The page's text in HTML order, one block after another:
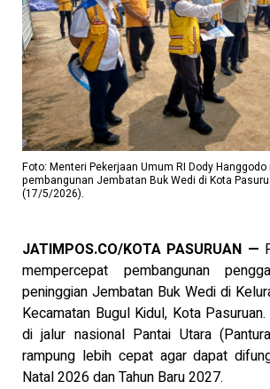
Foto: Menteri Pekerjaan Umum RI Dody
pembangunan Jembatan Buk Wedi di Kota
(17/5/2026).
JATIMPOS.CO/KOTA PASURUAN —
mempercepat pembangunan
peninggian Jembatan Buk Wedi di
Kecamatan Bugul Kidul, Kota
di jalur nasional Pantai Utara
rampung lebih cepat agar dapat
Natal 2026 dan Tahun Baru 2027.